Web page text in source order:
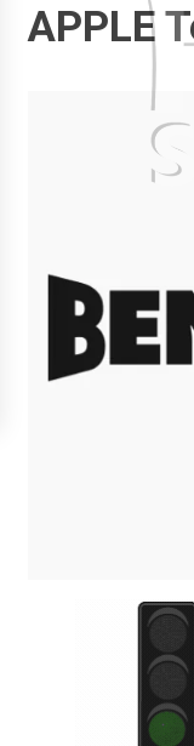
APPLE